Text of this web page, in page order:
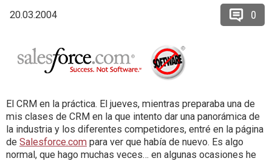
20.03.2004 0
El CRM en la práctica. El jueves, mientras preparaba una de
mis clases de CRM en la que intento dar una panorámica de
la industria y los diferentes competidores, entré en la página
de Salesforce.com para ver que había de nuevo. Es algo
normal, que hago muchas veces… en algunas ocasiones he